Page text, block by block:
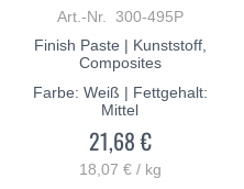
Art.-Nr. 300-495P
Finish Paste | Kunststoff,
Composites
Farbe: Weiß | Fettgehalt:
Mittel
21,68 €
18,07 € / kg